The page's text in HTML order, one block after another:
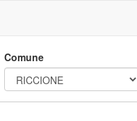
Comune